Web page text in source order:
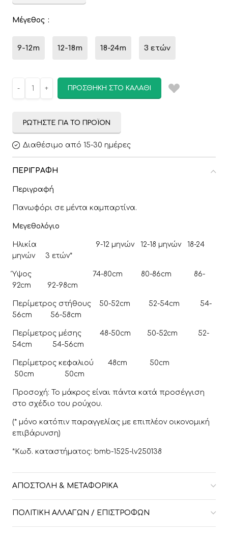
Μέγεθος
9-12m 12-18m 18-24m 3 ετών
ΠΡΟΣΘΉΚΗ ΣΤΟ ΚΑΛΆΘΙ
ΡΩΤΉΣΤΕ ΓΙΑ ΤΟ ΠΡΟΪΌΝ
Διαθέσιμο από 15-30 ημέρες
ΠΕΡΙΓΡΑΦΉ
Περιγραφή
Πανωφόρι σε μέντα καμπαρτίνα.
Μεγεθολόγιο
Ηλικία 9-12 μηνών 12-18 μηνών 18-24
μηνών 3 ετών*
Ύψος 74-80cm 80-86cm 86-
92cm 92-98cm
Περίμετρος στήθους 50-52cm 52-54cm 54-
56cm 56-58cm
Περίμετρος μέσης 48-50cm 50-52cm 52-
54cm 54-56cm
Περίμετρος κεφαλιού 48cm 50cm
50cm 50cm
Προσοχή: To μάκρος είναι πάντα κατά προσέγγιση
στο σχέδιο του ρούχου.
(* μόνο κατόπιν παραγγελίας με επιπλέον οικονομική
επιβάρυνση)
*Κωδ. καταστήματος: bmb-1525-lv250138
ΑΠΟΣΤΟΛΉ & ΜΕΤΑΦΟΡΙΚΆ
ΠΟΛΙΤΙΚΉ ΑΛΛΑΓΏΝ / ΕΠΙΣΤΡΟΦΏΝ